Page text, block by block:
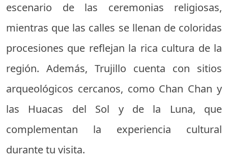
escenario de las ceremonias religiosas,
mientras que las calles se llenan de coloridas
procesiones que reflejan la rica cultura de la
región. Además, Trujillo cuenta con sitios
arqueológicos cercanos, como Chan Chan y
las Huacas del Sol y de la Luna, que
complementan la experiencia cultural
durante tu visita.